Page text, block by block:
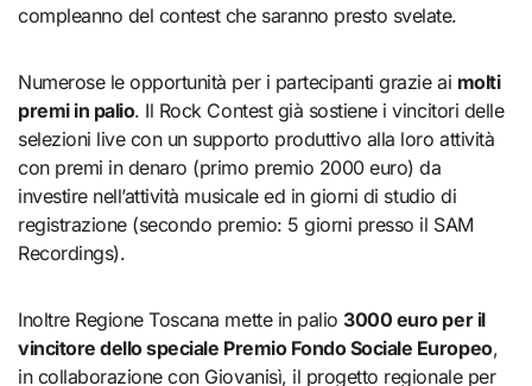
compleanno del contest che saranno presto svelate.
Numerose le opportunità per i partecipanti grazie ai molti
premi in palio. Il Rock Contest già sostiene i vincitori delle
selezioni live con un supporto produttivo alla loro attività
con premi in denaro (primo premio 2000 euro) da
investire nell’attività musicale ed in giorni di studio di
registrazione (secondo premio: 5 giorni presso il SAM
Recordings).
Inoltre Regione Toscana mette in palio 3000 euro per il
vincitore dello speciale Premio Fondo Sociale Europeo,
in collaborazione con Giovanisì, il progetto regionale per